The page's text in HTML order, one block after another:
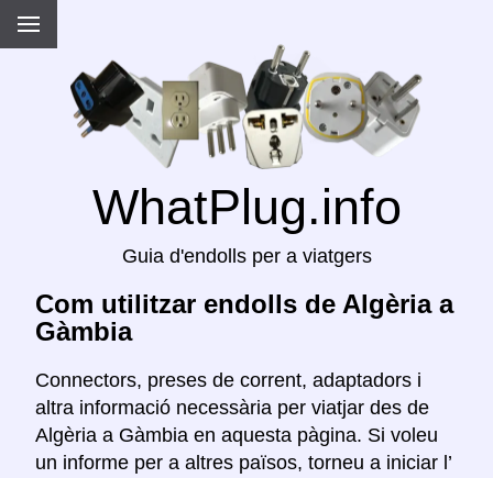
WhatPlug.info
Guia d'endolls per a viatgers
Com utilitzar endolls de Algèria a
Gàmbia
Connectors, preses de corrent, adaptadors i
altra informació necessària per viatjar des de
Algèria a Gàmbia en aquesta pàgina. Si voleu
un informe per a altres països, torneu a iniciar l’